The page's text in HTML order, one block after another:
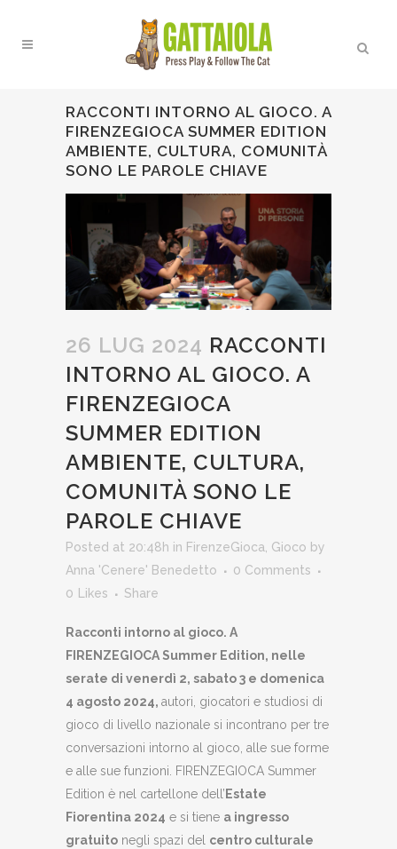
RACCONTI INTORNO AL GIOCO. A
FIRENZEGIOCA SUMMER EDITION
AMBIENTE, CULTURA, COMUNITÀ
SONO LE PAROLE CHIAVE
26 LUG 2024 RACCONTI
INTORNO AL GIOCO. A
FIRENZEGIOCA
SUMMER EDITION
AMBIENTE, CULTURA,
COMUNITÀ SONO LE
PAROLE CHIAVE
Posted at 20:48h in FirenzeGioca Gioco by
Anna 'Cenere' Benedetto
0 Comments
0
Likes Share
Racconti intorno al gioco. A
FIRENZEGIOCA Summer Edition, nelle
serate di venerdì 2, sabato 3 e domenica
4 agosto 2024, autori, giocatori e studiosi di
gioco di livello nazionale si incontrano per tre
conversazioni intorno al gioco, alle sue forme
e alle sue funzioni. FIRENZEGIOCA Summer
Edition è nel cartellone dell’ Estate
Fiorentina 2024 e si tiene a ingresso
gratuito negli spazi del centro culturale